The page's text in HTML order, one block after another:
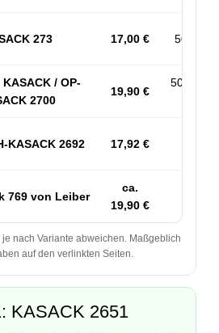
273 17,00 € 50%
KASACK / OP-
2700
19,90 €
50%
KASACK 2692 17,92 €
769 von Leiber
ca.
19,90 €
nach Variante abweichen. Maßgeblich
auf den verlinkten Seiten.
KASACK 2651